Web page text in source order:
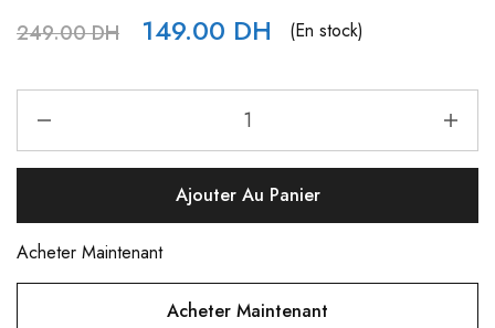
249.00DH 149.00 DH (En stock)
Ajouter Au Panier
Acheter Maintenant
Acheter Maintenant